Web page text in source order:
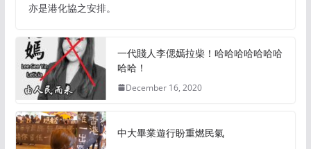
亦是港化協之安排。
一代賤人李偲嫣拉柴！哈哈哈哈哈哈哈
哈哈！
December 16, 2020
中大畢業遊行盼重燃民氣